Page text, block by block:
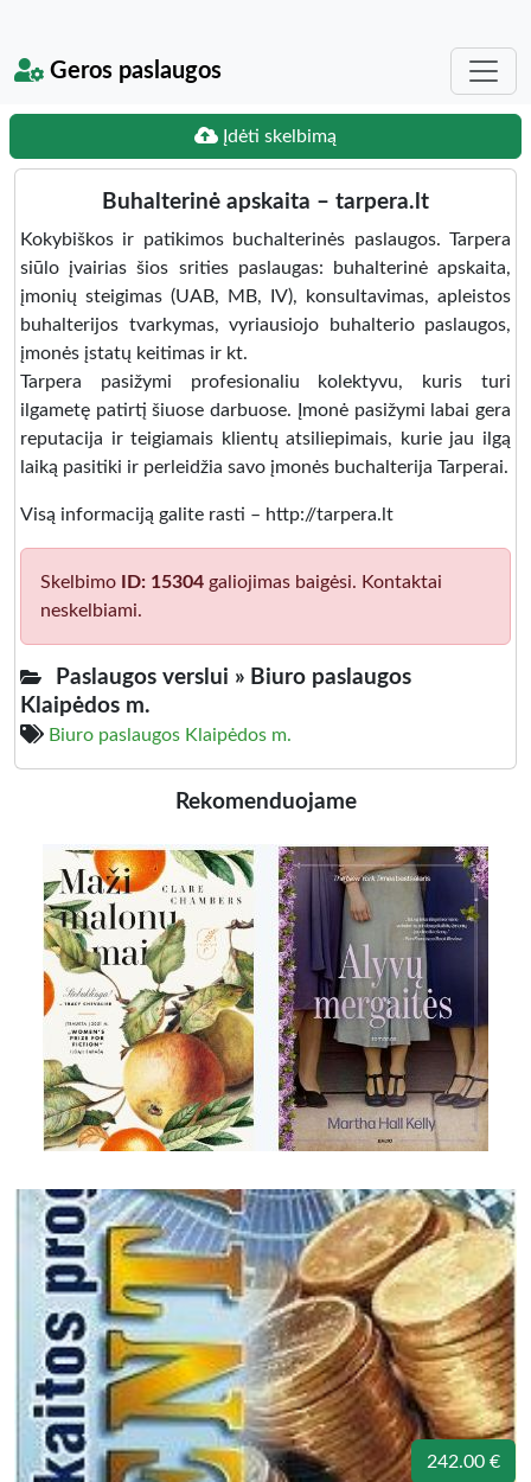
Geros paslaugos
Įdėti skelbimą
Buhalterinė apskaita – tarpera.lt
Kokybiškos ir patikimos buchalterinės paslaugos. Tarpera
siūlo įvairias šios srities paslaugas: buhalterinė apskaita,
įmonių steigimas (UAB, MB, IV), konsultavimas, apleistos
buhalterijos tvarkymas, vyriausiojo buhalterio paslaugos,
įmonės įstatų keitimas ir kt.
Tarpera pasižymi profesionaliu kolektyvu, kuris turi
ilgametę patirtį šiuose darbuose. Įmonė pasižymi labai gera
reputacija ir teigiamais klientų atsiliepimais, kurie jau ilgą
laiką pasitiki ir perleidžia savo įmonės buchalterija Tarperai.
Visą informaciją galite rasti – http://tarpera.lt
Skelbimo ID: 15304 galiojimas baigėsi. Kontaktai
neskelbiami.
Paslaugos verslui » Biuro paslaugos
Klaipėdos m.
Biuro paslaugos Klaipėdos m.
Rekomenduojame
242.00 €